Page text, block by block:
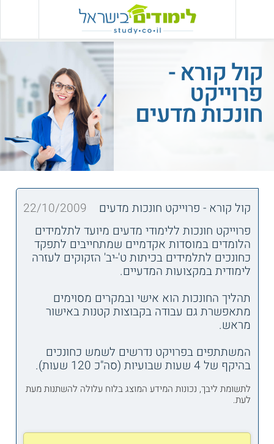
קול קורא -
פרוייקט
חונכות מדעים
קול קורא - פרוייקט חונכות מדעים
22/10/2009
פרוייקט חונכות ללימודי מדעים מיועד לתלמידים
הלומדים במוסדות אקדמיים שמתחייבים לתפקד
כחונכים לתלמידים בכיתות ט'-יב' הזקוקים לעזרה
לימודית במקצועות המדעיים.
תהליך החונכות הוא אישי ובמקרים מסוימים
מתאפשרת גם עבודה בקבוצות קטנות באישור
מראש.
המשתתפים בפרויקט נדרשים לשמש כחונכים
בהיקף של 4 שעות שבועיות (סה"כ 120 שעות).
לתשומת ליבך, נכונות המידע המוצג בלוח עלולה להשתנות מעת
לעת.